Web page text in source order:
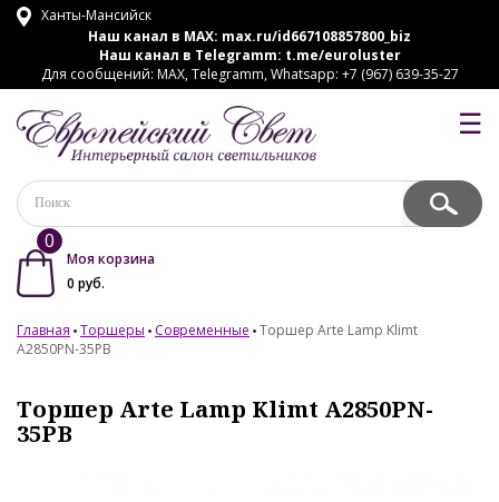
Ханты-Мансийск
Наш канал в MAX: max.ru/id667108857800_biz
Наш канал в Telegramm: t.me/euroluster
Для сообщений: MAX, Telegramm, Whatsapp: +7 (967) 639-35-27
☰
0
Моя корзина
0 руб.
Главная Торшеры Современные Торшер Arte Lamp Klimt
A2850PN-35PB
Торшер Arte Lamp Klimt A2850PN-
35PB